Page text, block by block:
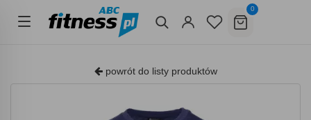
0
powrót do listy produktów